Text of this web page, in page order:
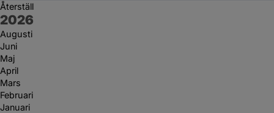
Återställ
År:
2026
Augusti
Juni
Maj
April
Mars
Februari
Januari